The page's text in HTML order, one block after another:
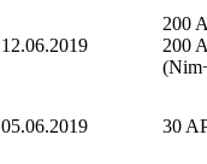
12.06.2019
200
200
05.06.2019 30